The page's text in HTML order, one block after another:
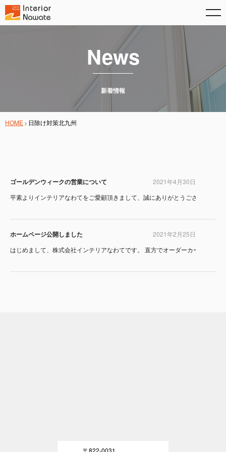
News
新着情報
HOME 日除け対策北九州
ゴールデンウィークの営業について
2021年4月30日
平素よりインテリアなわてをご愛顧頂きまして、誠にありがとうございます
ホームページ公開しました
2021年2月25日
はじめまして、株式会社インテリアなわてです。 直方でオーダーカーテンな
〒822-0031